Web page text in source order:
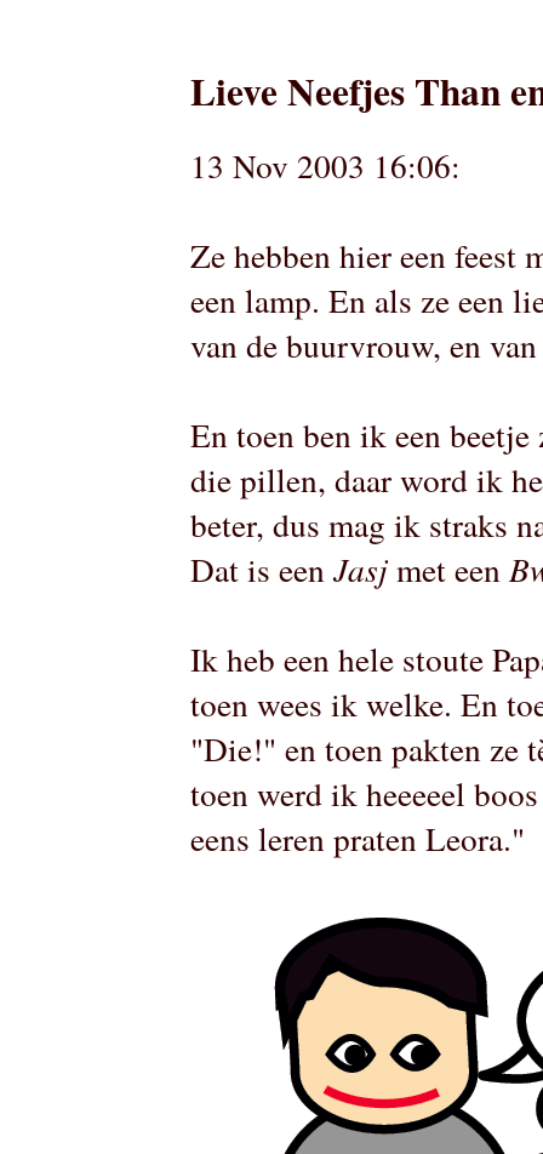
Lieve Neefjes Than
13 Nov 2003 16:06:
Ze hebben hier een feest
een lamp. En als ze een
van de buurvrouw, en
En toen ben ik een
die pillen, daar word ik
beter, dus mag ik straks
Dat is eenJasjmet een
Ik heb een hele stoute
toen wees ik welke. En
"Die!" en toen pakten ze
toen werd ik heeeeel
eens leren praten Leora."